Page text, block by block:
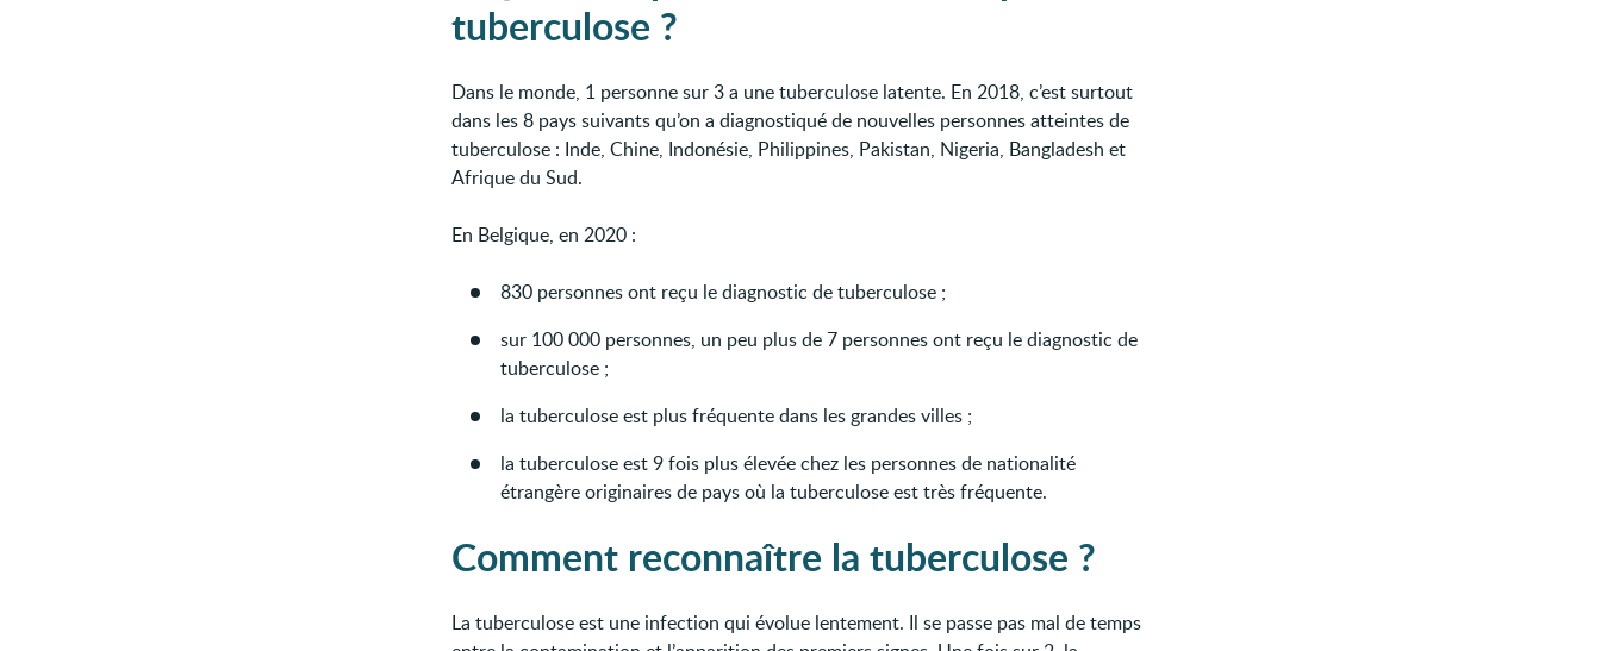
tuberculose ?
Dans le monde, 1 personne sur 3 a une tuberculose latente. En 2018, c’est surtout
dans les 8 pays suivants qu’on a diagnostiqué de nouvelles personnes atteintes de
tuberculose : Inde, Chine, Indonésie, Philippines, Pakistan, Nigeria, Bangladesh et
Afrique du Sud.
En Belgique, en 2020 :
830 personnes ont reçu le diagnostic de tuberculose ;
sur 100 000 personnes, un peu plus de 7 personnes ont reçu le diagnostic de
tuberculose ;
la tuberculose est plus fréquente dans les grandes villes ;
la tuberculose est 9 fois plus élevée chez les personnes de nationalité
étrangère originaires de pays où la tuberculose est très fréquente.
Comment reconnaître la tuberculose ?
La tuberculose est une infection qui évolue lentement. Il se passe pas mal de temps